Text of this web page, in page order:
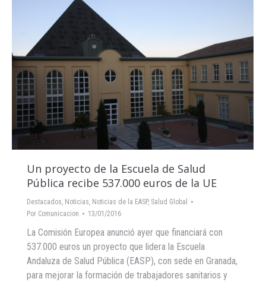
Un proyecto de la Escuela de Salud
Pública recibe 537.000 euros de la UE
Destacados, Noticias, Noticias de la EASP, Salud Global
Por Comunicacion 13/01/2016
La Comisión Europea anunció ayer que financiará con
537.000 euros un proyecto que lidera la Escuela
Andaluza de Salud Pública (EASP), con sede en Granada,
para mejorar la formación de trabajadores sanitarios y